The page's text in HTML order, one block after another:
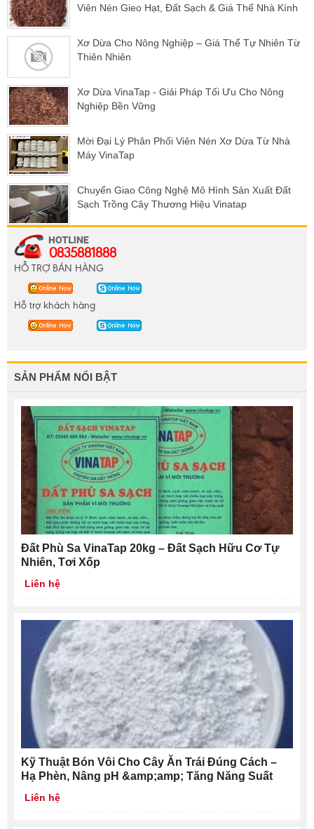
Viên Nén Gieo Hạt, Đất Sạch & Giá Thể Nhà Kính
Xơ Dừa Cho Nông Nghiệp – Giá Thể Tự Nhiên Từ
Thiên Nhiên
Xơ Dừa VinaTap - Giải Pháp Tối Ưu Cho Nông
Nghiệp Bền Vững
Mời Đại Lý Phân Phối Viên Nén Xơ Dừa Từ Nhà
Máy VinaTap
Chuyển Giao Công Nghệ Mô Hình Sản Xuất Đất
Sạch Trồng Cây Thương Hiệu Vinatap
0835881888
HỖ TRỢ BÁN HÀNG
Hỗ trợ khách hàng
SẢN PHẨM NỔI BẬT
Đất Phù Sa VinaTap 20kg – Đất Sạch Hữu Cơ Tự
Nhiên, Tơi Xốp
Liên hệ
Kỹ Thuật Bón Vôi Cho Cây Ăn Trái Đúng Cách –
Hạ Phèn, Nâng pH &amp;amp; Tăng Năng Suất
Liên hệ